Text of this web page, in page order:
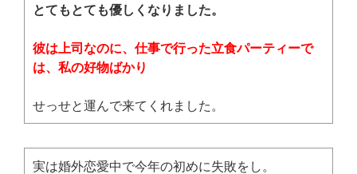
とてもとても優しくなりました。
彼は上司なのに、仕事で行った立食パーティーで
は、私の好物ばかり
せっせと運んで来てくれました。
実は婚外恋愛中で今年の初めに失敗をし。